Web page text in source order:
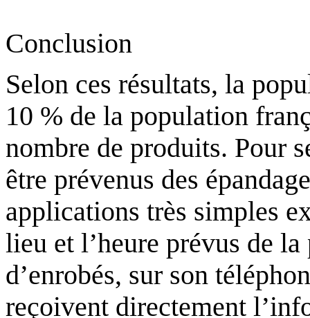
Conclusion
Selon ces résultats, la
10 % de la population
nombre de produits. Pour
être prévenus des
applications très simples
lieu et l’heure prévus de
d’enrobés, sur son
reçoivent directement